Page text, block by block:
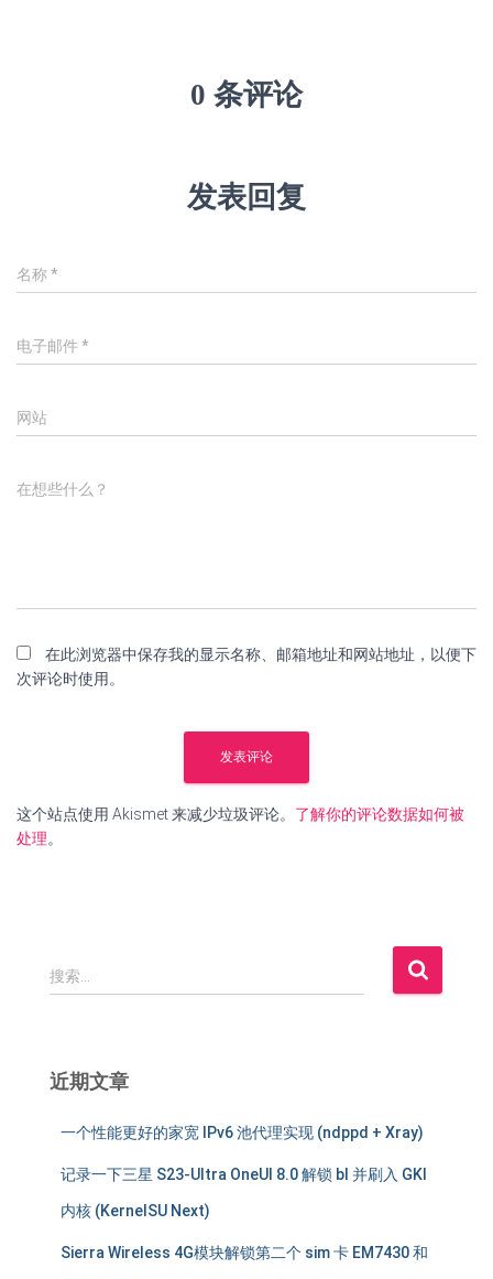
0 条评论
发表回复
名称*
电子邮件 *
网站
在想些什么？
在此浏览器中保存我的显示名称、邮箱地址和网站地址，以便下
次评论时使用。
这个站点使用 Akismet 来减少垃圾评论。 了解你的评论数据如何被
处理。
搜
索
搜索…
近期文章
一个性能更好的家宽 IPv6 池代理实现 (ndppd + Xray)
记录一下三星 S23-Ultra OneUI 8.0 解锁 bl 并刷入 GKI
内核 (KernelSU Next)
Sierra Wireless 4G模块解锁第二个 sim 卡 EM7430 和